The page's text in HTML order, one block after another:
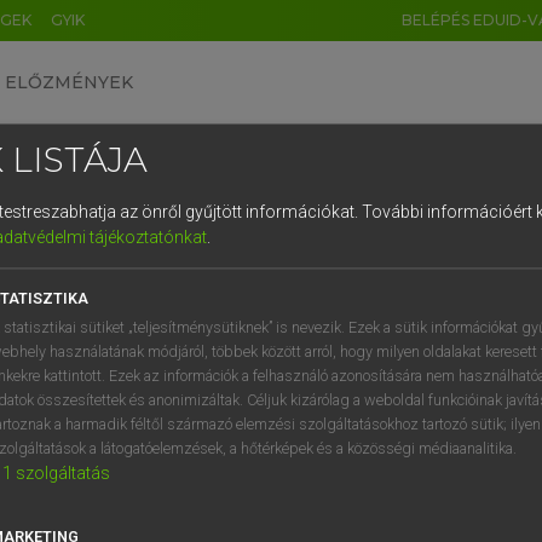
GYIK BELÉPÉS EDUID-
ELŐZMÉNYEK
angol szótár
fn toy
plaything
pawn
sport
LISTÁJA
az önről gyűjtött információkat. További információért
tájékoztatónkat.
statisztikai sütiket „teljesítménysütiknek” is nevezik. Ezek a sütik információkat
használatának módjáról, többek között arról, hogy milyen oldalakat keresett
kattintott. Ezek az információk a felhasználó azonosítására nem
összesítettek és anonimizáltak. Céljuk kizárólag a weboldal funkcióinak
a harmadik féltől származó elemzési szolgáltatásokhoz tartozó sütik;
a látogatóelemzések, a hőtérképek és a közösségi médiaanalitika.
1 szolgáltatás
DE CN FR ES IT NL
1 2 3 4 5 6 7 8 9
q w e r t z u i
a s d f g h j k l é
í y x c v b n m , .